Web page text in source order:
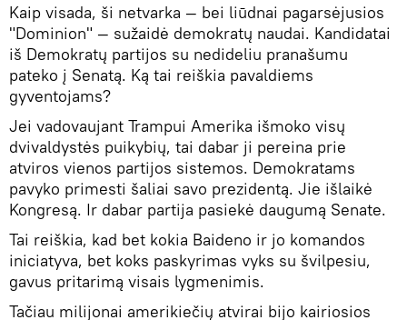
Kaip visada, ši netvarka — bei liūdnai pagarsėjusios
"Dominion" — sužaidė demokratų naudai. Kandidatai
iš Demokratų partijos su nedideliu pranašumu
pateko į Senatą. Ką tai reiškia pavaldiems
gyventojams?
Jei vadovaujant Trampui Amerika išmoko visų
dvivaldystės puikybių, tai dabar ji pereina prie
atviros vienos partijos sistemos. Demokratams
pavyko primesti šaliai savo prezidentą. Jie išlaikė
Kongresą. Ir dabar partija pasiekė daugumą Senate.
Tai reiškia, kad bet kokia Baideno ir jo komandos
iniciatyva, bet koks paskyrimas vyks su švilpesiu,
gavus pritarimą visais lygmenimis.
Tačiau milijonai amerikiečių atvirai bijo kairiosios